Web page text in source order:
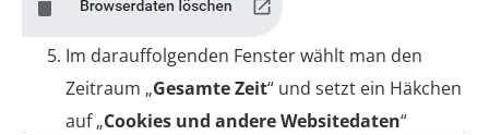
Im darauffolgenden Fenster wählt man den
Zeitraum „Gesamte Zeit“ und setzt ein Häkchen
auf „Cookies und andere Websitedaten“